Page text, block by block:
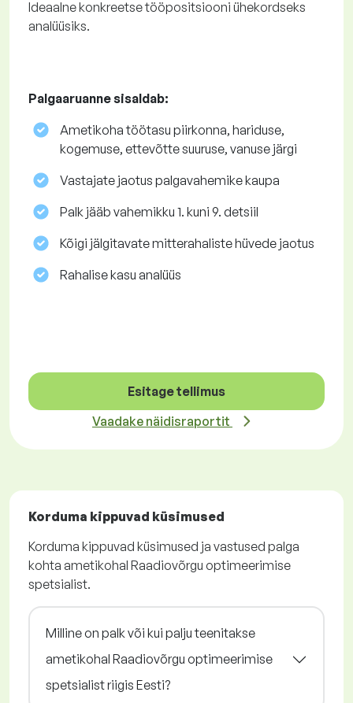
Ideaalne konkreetse tööpositsiooni ühekordseks
analüüsiks.
Palgaaruanne sisaldab:
Ametikoha töötasu piirkonna, hariduse,
kogemuse, ettevõtte suuruse, vanuse järgi
Vastajate jaotus palgavahemike kaupa
Palk jääb vahemikku 1. kuni 9. detsiil
Kõigi jälgitavate mitterahaliste hüvede jaotus
Rahalise kasu analüüs
Esitage tellimus
Vaadake näidisraportit
Korduma kippuvad küsimused
Korduma kippuvad küsimused ja vastused palga
kohta ametikohal Raadiovõrgu optimeerimise
spetsialist.
Milline on palk või kui palju teenitakse
ametikohal Raadiovõrgu optimeerimise
spetsialist riigis Eesti?